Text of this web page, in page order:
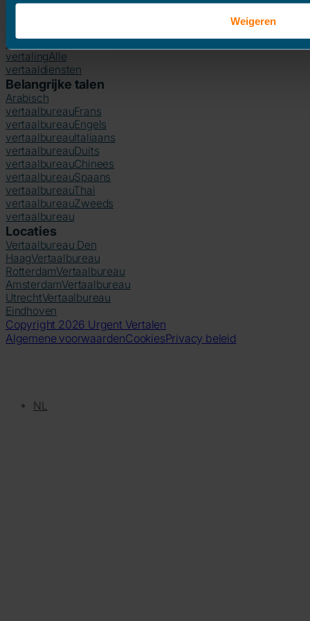
Weigeren
vertalingenJuridische
vertalenLegalisatieTechnische
vertalingAlle
vertaaldiensten
Belangrijke talen
Arabisch
vertaalbureauFrans
vertaalbureauEngels
vertaalbureauItaliaans
vertaalbureauDuits
vertaalbureauChinees
vertaalbureauSpaans
vertaalbureauThai
vertaalbureauZweeds
vertaalbureau
Locaties
Vertaalbureau Den
HaagVertaalbureau
RotterdamVertaalbureau
AmsterdamVertaalbureau
UtrechtVertaalbureau
Eindhoven
Copyright 2026 Urgent Vertalen
Algemene voorwaardenCookiesPrivacy beleid
NL